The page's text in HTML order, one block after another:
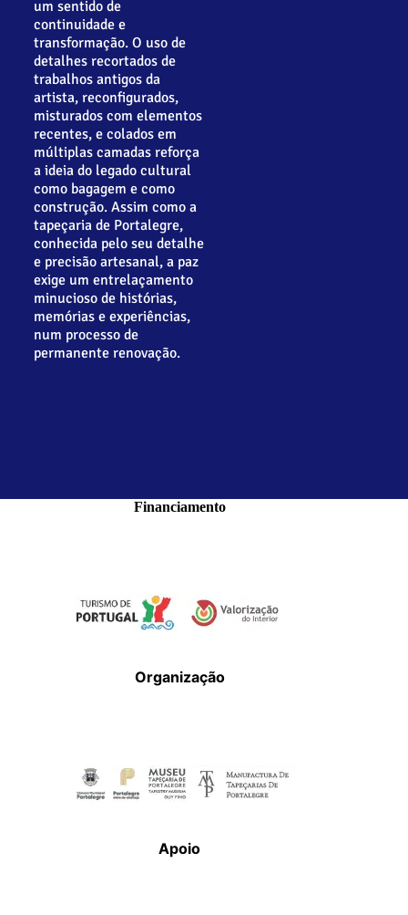
um sentido de
continuidade e
transformação. O uso de
detalhes recortados de
trabalhos antigos da
artista, reconfigurados,
misturados com elementos
recentes, e colados em
múltiplas camadas reforça
a ideia do legado cultural
como bagagem e como
construção. Assim como a
tapeçaria de Portalegre,
conhecida pelo seu detalhe
e precisão artesanal, a paz
exige um entrelaçamento
minucioso de histórias,
memórias e experiências,
num processo de
permanente renovação.
Financiamento
Organização
Apoio